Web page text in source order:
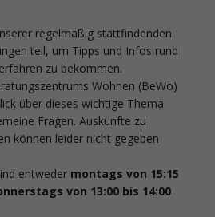
regelmäßig stattfindenden
teil, um Tipps und Infos rund
zu bekommen.
Wohnen (BeWo)
über dieses wichtige Thema
Fragen. Auskünfte zu
können leider nicht gegeben
entweder montags von 15:15
von 13:00 bis 14:00